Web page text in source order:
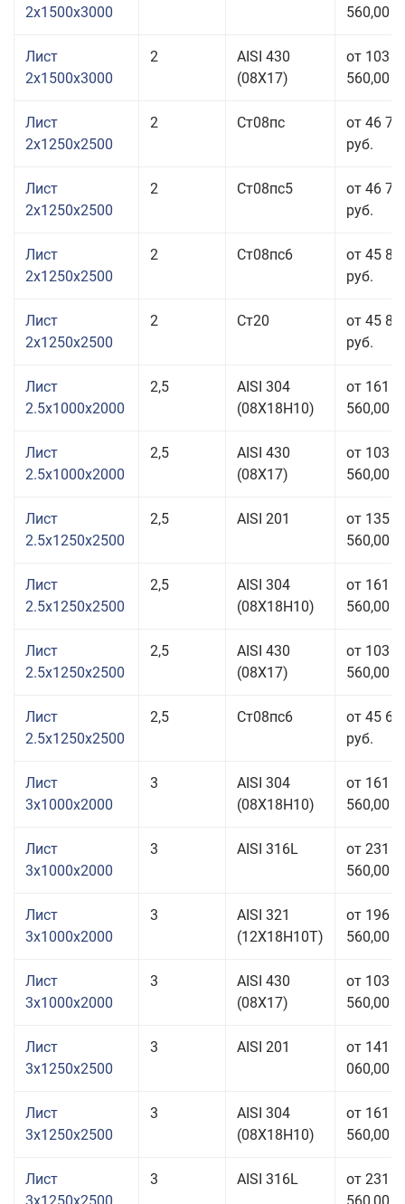
2x1500x3000
560,00
Лист
2x1500x3000
2
AISI 430
(08Х17)
от 103
560,00
Лист
2x1250x2500
2 Ст08пс
от 46
руб.
Лист
2x1250x2500
2 Ст08пс5
от 46
руб.
Лист
2x1250x2500
2 Ст08пс6
от 45
руб.
Лист
2x1250x2500
2 Ст20
от 45
руб.
Лист
2.5x1000x2000
2,5
AISI 304
(08Х18Н10)
от 161
560,00
Лист
2.5x1000x2000
2,5
AISI 430
(08Х17)
от 103
560,00
Лист
2.5x1250x2500
2,5 AISI 201
от 135
560,00
Лист
2.5x1250x2500
2,5
AISI 304
(08Х18Н10)
от 161
560,00
Лист
2.5x1250x2500
2,5
AISI 430
(08Х17)
от 103
560,00
Лист
2.5x1250x2500
2,5 Ст08пс6
от 45
руб.
Лист
3x1000x2000
3
AISI 304
(08Х18Н10)
от 161
560,00
Лист
3x1000x2000
3 AISI 316L
от 231
560,00
Лист
3x1000x2000
3
AISI 321
(12Х18Н10Т)
от 196
560,00
Лист
3x1000x2000
3
AISI 430
(08Х17)
от 103
560,00
Лист
3x1250x2500
3 AISI 201
от 141
060,00
Лист
3x1250x2500
3
AISI 304
(08Х18Н10)
от 161
560,00
Лист
3 AISI 316L
от 231